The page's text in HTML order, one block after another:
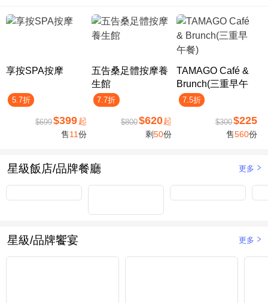
享按SPA按摩
5.7折
$699$399 起
售11份
五告桑足體按摩養
生館
7.7折
$800$620起
剩50份
TAMAGO Café &
Brunch(三重早午
餐)
7.5折
$300$225
售560份
星級飯店/品牌餐廳 更多
星級/品牌饗宴 更多